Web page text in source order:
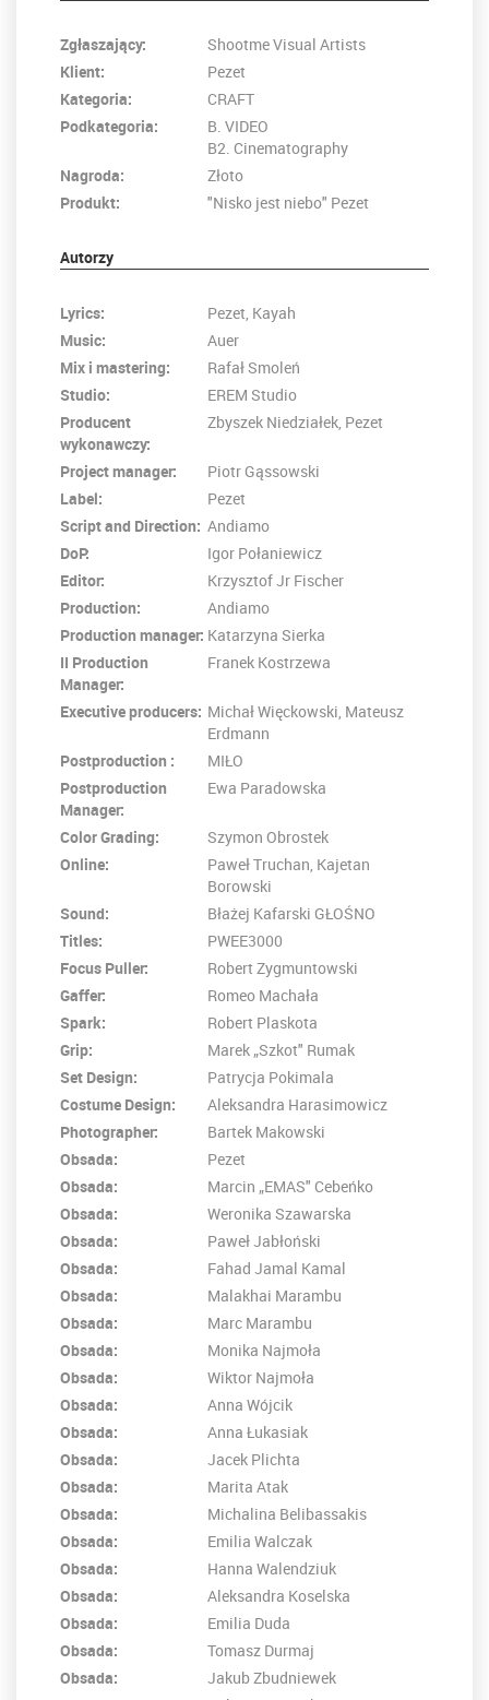
Zgłaszający:
Shootme Visual Artists
Klient:
Pezet
Kategoria:
CRAFT
Podkategoria:
B. VIDEO
B2. Cinematography
Nagroda:
Złoto
Produkt:
"Nisko jest niebo" Pezet
Autorzy
Lyrics:
Pezet, Kayah
Music:
Auer
Mix i mastering:
Rafał Smoleń
Studio:
EREM Studio
Producent
wykonawczy:
Zbyszek Niedziałek, Pezet
Project manager:
Piotr Gąssowski
Label:
Pezet
Script and Direction: Andiamo
DoP:
Igor Połaniewicz
Editor:
Krzysztof Jr Fischer
Production:
Andiamo
Production manager: Katarzyna Sierka
II Production
Manager:
Franek Kostrzewa
Executive producers: Michał Więckowski, Mateusz
Erdmann
Postproduction :
MIŁO
Postproduction
Manager:
Ewa Paradowska
Color Grading:
Szymon Obrostek
Online:
Paweł Truchan, Kajetan
Borowski
Sound:
Błażej Kafarski GŁOŚNO
Titles:
PWEE3000
Focus Puller:
Robert Zygmuntowski
Gaffer:
Romeo Machała
Spark:
Robert Plaskota
Grip:
Marek „Szkot" Rumak
Set Design:
Patrycja Pokimala
Costume Design:
Aleksandra Harasimowicz
Photographer:
Bartek Makowski
Obsada:
Pezet
Obsada:
Marcin „EMAS" Cebeńko
Obsada:
Weronika Szawarska
Obsada:
Paweł Jabłoński
Obsada:
Fahad Jamal Kamal
Obsada:
Malakhai Marambu
Obsada:
Marc Marambu
Obsada:
Monika Najmoła
Obsada:
Wiktor Najmoła
Obsada:
Anna Wójcik
Obsada:
Anna Łukasiak
Obsada:
Jacek Plichta
Obsada:
Marita Atak
Obsada:
Michalina Belibassakis
Obsada:
Emilia Walczak
Obsada:
Hanna Walendziuk
Obsada:
Aleksandra Koselska
Obsada:
Emilia Duda
Obsada:
Tomasz Durmaj
Obsada:
Jakub Zbudniewek